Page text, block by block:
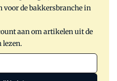
voor de bakkersbranche in
aan om artikelen uit de
lezen.